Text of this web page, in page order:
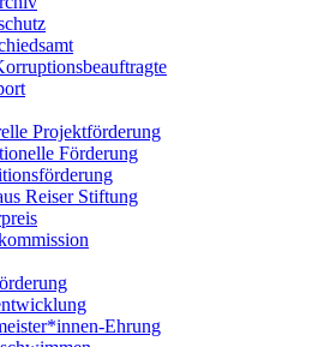
Projektförderung
Förderung
Reiser Stiftung
Ehrung